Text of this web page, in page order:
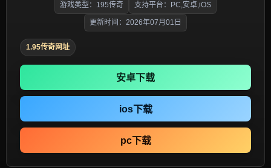
游戏类型：195传奇 支持平台：PC,安卓,iOS
更新时间：2026年07月01日
1.95传奇网址
安卓下载
ios下载
pc下载